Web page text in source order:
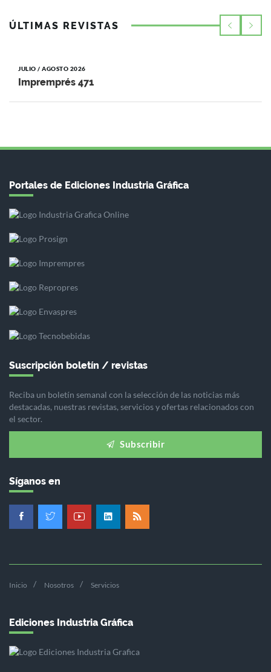
ÚLTIMAS REVISTAS
JULIO / AGOSTO 2026
Impremprés 471
Portales de Ediciones Industria Gráfica
Suscripción boletín / revistas
Reciba un boletín semanal con la selección de las noticias más
destacadas, nuestras revistas, servicios y ofertas relacionados con
el sector.
Subscribir
Síganos en
Inicio Nosotros Servicios
Ediciones Industria Gráfica